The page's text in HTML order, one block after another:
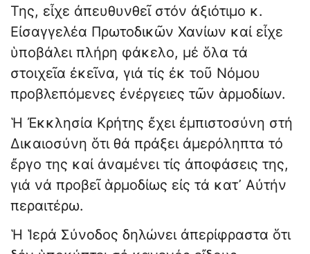
Της, εἶχε ἀπευθυνθεῖ στόν ἀξιότιμο κ.
Εἰσαγγελέα Πρωτοδικῶν Χανίων καί εἶχε
ὑποβάλει πλήρη φάκελο, μέ ὅλα τά
στοιχεῖα ἐκεῖνα, γιά τίς ἐκ τοῦ Νόμου
προβλεπόμενες ἐνέργειες τῶν ἁρμοδίων.
Ἡ Ἐκκλησία Κρήτης ἔχει ἐμπιστοσύνη στή
Δικαιοσύνη ὅτι θά πράξει ἀμερόληπτα τό
ἔργο της καί ἀναμένει τίς ἀποφάσεις της,
γιά νά προβεῖ ἁρμοδίως εἰς τά κατ᾽ Αὐτήν
περαιτέρω.
Ἡ Ἱερά Σύνοδος δηλώνει ἀπερίφραστα ὅτι